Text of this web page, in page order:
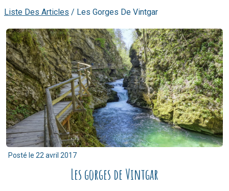
Liste Des Articles / Les Gorges De Vintgar
Posté le 22 avril 2017
Les gorges de Vintgar